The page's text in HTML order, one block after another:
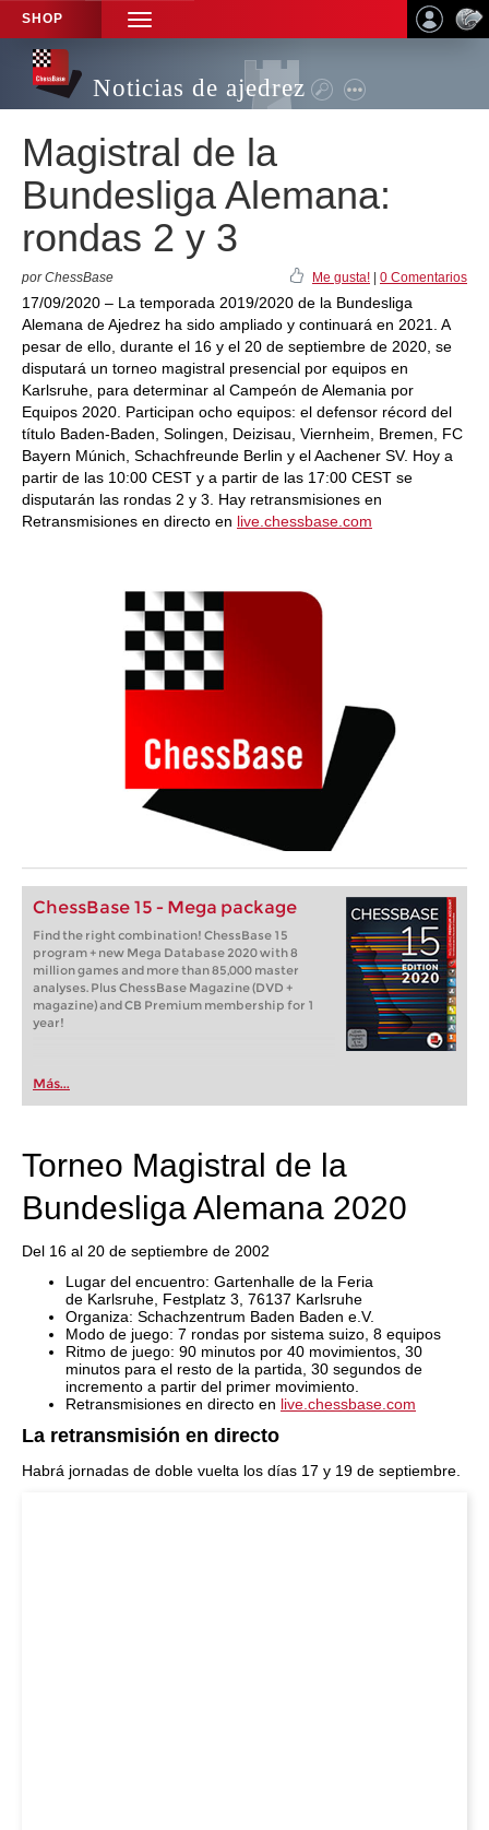
SHOP
TOGGLE
NAVIGATION
Noticias de ajedrez
Magistral de la
Bundesliga Alemana:
rondas 2 y 3
por ChessBase Me gusta! 0 Comentarios
17/09/2020 – La temporada 2019/2020 de la Bundesliga
Alemana de Ajedrez ha sido ampliado y continuará en 2021. A
pesar de ello, durante el 16 y el 20 de septiembre de 2020, se
disputará un torneo magistral presencial por equipos en
Karlsruhe, para determinar al Campeón de Alemania por
Equipos 2020. Participan ocho equipos: el defensor récord del
título Baden-Baden, Solingen, Deizisau, Viernheim, Bremen, FC
Bayern Múnich, Schachfreunde Berlin y el Aachener SV. Hoy a
partir de las 10:00 CEST y a partir de las 17:00 CEST se
disputarán las rondas 2 y 3. Hay retransmisiones en
Retransmisiones en directo en live.chessbase.com
ChessBase 15 - Mega package
Find the right combination! ChessBase 15
program + new Mega Database 2020 with 8
million games and more than 85,000 master
analyses. Plus ChessBase Magazine (DVD +
magazine) and CB Premium membership for 1
year!
Más...
Torneo Magistral de la
Bundesliga Alemana 2020
Del 16 al 20 de septiembre de 2002
Lugar del encuentro: Gartenhalle de la Feria
de Karlsruhe, Festplatz 3, 76137 Karlsruhe
Organiza: Schachzentrum Baden Baden e.V.
Modo de juego: 7 rondas por sistema suizo, 8 equipos
Ritmo de juego: 90 minutos por 40 movimientos, 30
minutos para el resto de la partida, 30 segundos de
incremento a partir del primer movimiento.
Retransmisiones en directo en live.chessbase.com
La retransmisión en directo
Habrá jornadas de doble vuelta los días 17 y 19 de septiembre.